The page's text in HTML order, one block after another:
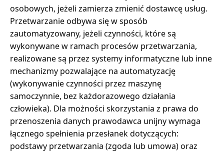
osobowych, jeżeli zamierza zmienić dostawcę usług.
Przetwarzanie odbywa się w sposób
zautomatyzowany, jeżeli czynności, które są
wykonywane w ramach procesów przetwarzania,
realizowane są przez systemy informatyczne lub inne
mechanizmy pozwalające na automatyzację
(wykonywanie czynności przez maszynę
samoczynnie, bez każdorazowego działania
człowieka). Dla możności skorzystania z prawa do
przenoszenia danych prawodawca unijny wymaga
łącznego spełnienia przesłanek dotyczących:
podstawy przetwarzania (zgoda lub umowa) oraz